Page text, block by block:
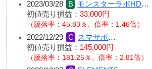
2023/03/28 モンスターラボHD…
初値売り損益： 33,000円
（騰落率：45.83％、倍率：1.46倍）
2022/12/29 スマサポ…
初値売り損益： 145,000円
（騰落率：181.25％、倍率：2.81倍）